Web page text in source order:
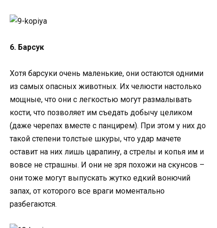
6. Барсук
Хотя барсуки очень маленькие, они остаются одними
из самых опасных животных. Их челюсти настолько
мощные, что они с легкостью могут размалывать
кости, что позволяет им съедать добычу целиком
(даже черепах вместе с панцирем). При этом у них до
такой степени толстые шкуры, что удар мачете
оставит на них лишь царапину, а стрелы и копья им и
вовсе не страшны. И они не зря похожи на скунсов –
они тоже могут выпускать жутко едкий вонючий
запах, от которого все враги моментально
разбегаются.